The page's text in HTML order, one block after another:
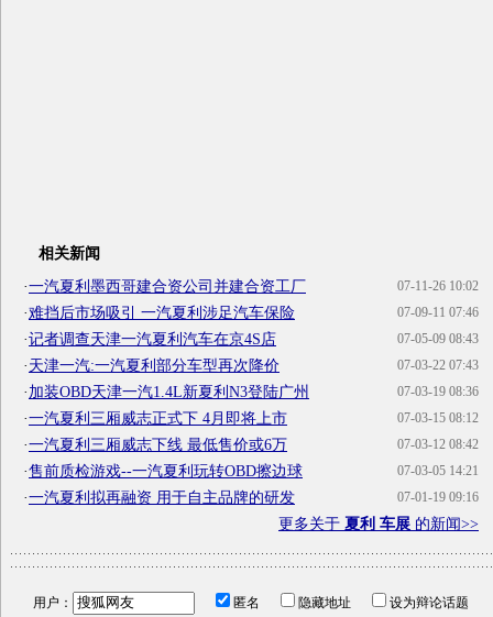
相关新闻
07-11-26 10:02
·一汽夏利墨西哥建合资公司并建合资工厂
07-09-11 07:46
·难挡后市场吸引 一汽夏利涉足汽车保险
07-05-09 08:43
·记者调查天津一汽夏利汽车在京4S店
07-03-22 07:43
·天津一汽:一汽夏利部分车型再次降价
07-03-19 08:36
·加装OBD天津一汽1.4L新夏利N3登陆广州
07-03-15 08:12
·一汽夏利三厢威志正式下 4月即将上市
07-03-12 08:42
·一汽夏利三厢威志下线 最低售价或6万
07-03-05 14:21
·售前质检游戏--一汽夏利玩转OBD擦边球
07-01-19 09:16
·一汽夏利拟再融资 用于自主品牌的研发
更多关于 夏利 车展 的新闻>>
用户： 匿名 隐藏地址
设为辩论话题